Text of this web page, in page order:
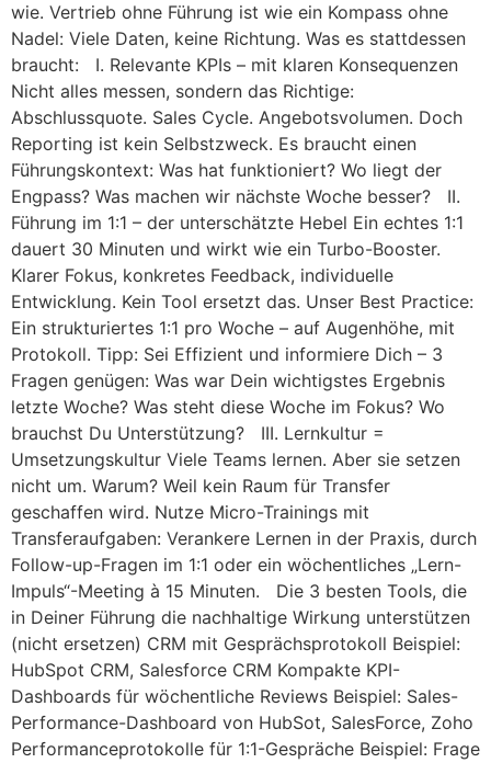
wie. Vertrieb ohne Führung ist wie ein Kompass ohne
Nadel: Viele Daten, keine Richtung. Was es stattdessen
braucht: I. Relevante KPIs – mit klaren Konsequenzen
Nicht alles messen, sondern das Richtige:
Abschlussquote. Sales Cycle. Angebotsvolumen. Doch
Reporting ist kein Selbstzweck. Es braucht einen
Führungskontext: Was hat funktioniert? Wo liegt der
Engpass? Was machen wir nächste Woche besser? II.
Führung im 1:1 – der unterschätzte Hebel Ein echtes 1:1
dauert 30 Minuten und wirkt wie ein Turbo-Booster.
Klarer Fokus, konkretes Feedback, individuelle
Entwicklung. Kein Tool ersetzt das. Unser Best Practice:
Ein strukturiertes 1:1 pro Woche – auf Augenhöhe, mit
Protokoll. Tipp: Sei Effizient und informiere Dich – 3
Fragen genügen: Was war Dein wichtigstes Ergebnis
letzte Woche? Was steht diese Woche im Fokus? Wo
brauchst Du Unterstützung? III. Lernkultur =
Umsetzungskultur Viele Teams lernen. Aber sie setzen
nicht um. Warum? Weil kein Raum für Transfer
geschaffen wird. Nutze Micro-Trainings mit
Transferaufgaben: Verankere Lernen in der Praxis, durch
Follow-up-Fragen im 1:1 oder ein wöchentliches „Lern-
Impuls“-Meeting à 15 Minuten. Die 3 besten Tools, die
in Deiner Führung die nachhaltige Wirkung unterstützen
(nicht ersetzen) CRM mit Gesprächsprotokoll Beispiel:
HubSpot CRM, Salesforce CRM Kompakte KPI-
Dashboards für wöchentliche Reviews Beispiel: Sales-
Performance-Dashboard von HubSot, SalesForce, Zoho
Performanceprotokolle für 1:1-Gespräche Beispiel: Frage